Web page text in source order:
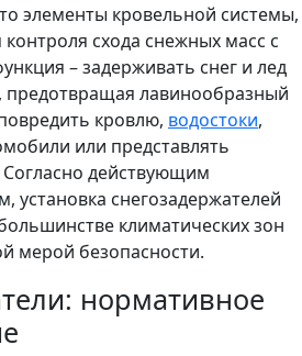
элементы кровельной системы,
схода снежных масс с
– задерживать снег и лед
предотвращая лавинообразный
кровлю, водостоки,
или представлять
действующим
установка снегозадержателей
климатических зон
мерой безопасности.
нормативное